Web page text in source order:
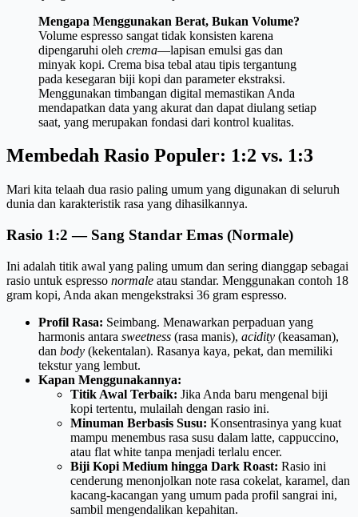
Mengapa Menggunakan Berat, Bukan Volume?
Volume espresso sangat tidak konsisten karena
dipengaruhi oleh crema—lapisan emulsi gas dan
minyak kopi. Crema bisa tebal atau tipis tergantung
pada kesegaran biji kopi dan parameter ekstraksi.
Menggunakan timbangan digital memastikan Anda
mendapatkan data yang akurat dan dapat diulang setiap
saat, yang merupakan fondasi dari kontrol kualitas.
Membedah Rasio Populer: 1:2 vs. 1:3
Mari kita telaah dua rasio paling umum yang digunakan di seluruh
dunia dan karakteristik rasa yang dihasilkannya.
Rasio 1:2 — Sang Standar Emas (Normale)
Ini adalah titik awal yang paling umum dan sering dianggap sebagai
rasio untuk espresso normale atau standar. Menggunakan contoh 18
gram kopi, Anda akan mengekstraksi 36 gram espresso.
Profil Rasa: Seimbang. Menawarkan perpaduan yang
harmonis antara sweetness (rasa manis), acidity (keasaman),
dan body (kekentalan). Rasanya kaya, pekat, dan memiliki
tekstur yang lembut.
Kapan Menggunakannya:
Titik Awal Terbaik: Jika Anda baru mengenal biji
kopi tertentu, mulailah dengan rasio ini.
Minuman Berbasis Susu: Konsentrasinya yang kuat
mampu menembus rasa susu dalam latte, cappuccino,
atau flat white tanpa menjadi terlalu encer.
Biji Kopi Medium hingga Dark Roast: Rasio ini
cenderung menonjolkan note rasa cokelat, karamel, dan
kacang-kacangan yang umum pada profil sangrai ini,
sambil mengendalikan kepahitan.